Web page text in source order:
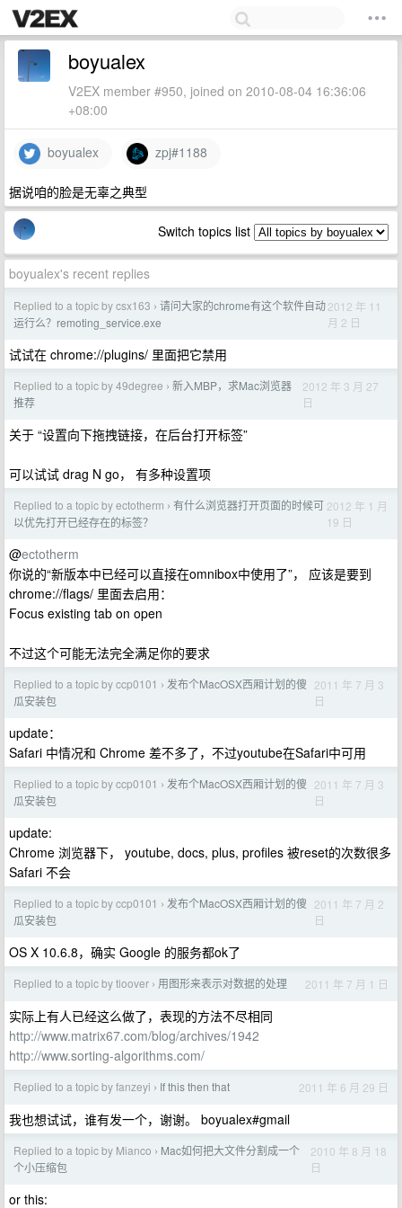
boyualex
V2EX member #950, joined on 2010-08-04 16:36:06
+08:00
boyualex zpj#1188
据说咱的脸是无辜之典型
Switch topics list
boyualex's recent replies
Replied to a topic by csx163 › 请问大家的chrome有这个软件自动
运行么？remoting_service.exe
2012 年 11
月 2 日
试试在 chrome://plugins/ 里面把它禁用
Replied to a topic by 49degree › 新入MBP，求Mac浏览器
推荐
2012 年 3 月 27
日
关于 “设置向下拖拽链接，在后台打开标签”
可以试试 drag N go， 有多种设置项
Replied to a topic by ectotherm › 有什么浏览器打开页面的时候可
以优先打开已经存在的标签？
2012 年 1 月
19 日
@ectotherm
你说的“新版本中已经可以直接在omnibox中使用了”， 应该是要到
chrome://flags/ 里面去启用：
Focus existing tab on open
不过这个可能无法完全满足你的要求
Replied to a topic by ccp0101 › 发布个MacOSX西厢计划的傻
瓜安装包
2011 年 7 月 3
日
update：
Safari 中情况和 Chrome 差不多了，不过youtube在Safari中可用
Replied to a topic by ccp0101 › 发布个MacOSX西厢计划的傻
瓜安装包
2011 年 7 月 3
日
update:
Chrome 浏览器下， youtube, docs, plus, profiles 被reset的次数很多
Safari 不会
Replied to a topic by ccp0101 › 发布个MacOSX西厢计划的傻
瓜安装包
2011 年 7 月 2
日
OS X 10.6.8，确实 Google 的服务都ok了
Replied to a topic by tioover › 用图形来表示对数据的处理 2011 年 7 月 1 日
实际上有人已经这么做了，表现的方法不尽相同
http://www.matrix67.com/blog/archives/1942
http://www.sorting-algorithms.com/
Replied to a topic by fanzeyi › If this then that 2011 年 6 月 29 日
我也想试试，谁有发一个，谢谢。 boyualex#gmail
Replied to a topic by Mianco › Mac如何把大文件分割成一个
个小压缩包
2010 年 8 月 18
日
or this: